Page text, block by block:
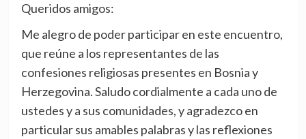
Queridos amigos:
Me alegro de poder participar en este encuentro,
que reúne a los representantes de las
confesiones religiosas presentes en Bosnia y
Herzegovina. Saludo cordialmente a cada uno de
ustedes y a sus comunidades, y agradezco en
particular sus amables palabras y las reflexiones